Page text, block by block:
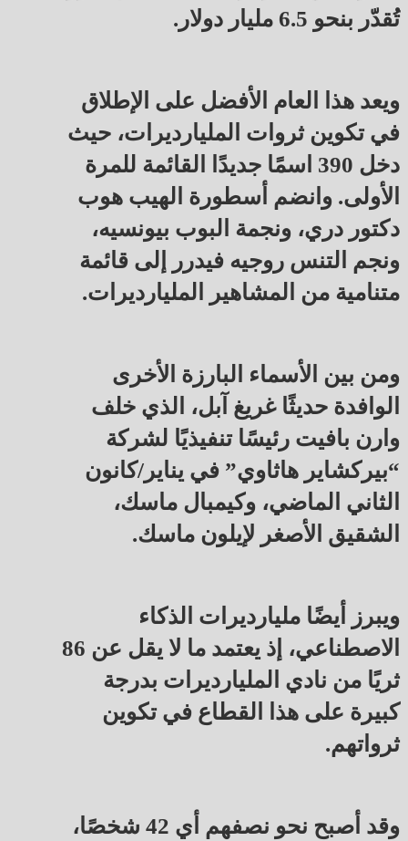
تُقدّر بنحو 6.5 مليار دولار.
ويعد هذا العام الأفضل على الإطلاق
في تكوين ثروات المليارديرات، حيث
دخل 390 اسمًا جديدًا القائمة للمرة
الأولى. وانضم أسطورة الهيب هوب
دكتور دري، ونجمة البوب بيونسيه،
ونجم التنس روجيه فيدرر إلى قائمة
متنامية من المشاهير المليارديرات.
ومن بين الأسماء البارزة الأخرى
الوافدة حديثًا غريغ آبل، الذي خلف
وارن بافيت رئيسًا تنفيذيًا لشركة
“بيركشاير هاثاوي” في يناير/كانون
الثاني الماضي، وكيمبال ماسك،
الشقيق الأصغر لإيلون ماسك.
ويبرز أيضًا مليارديرات الذكاء
الاصطناعي، إذ يعتمد ما لا يقل عن 86
ثريًا من نادي المليارديرات بدرجة
كبيرة على هذا القطاع في تكوين
ثرواتهم.
وقد أصبح نحو نصفهم أي 42 شخصًا،